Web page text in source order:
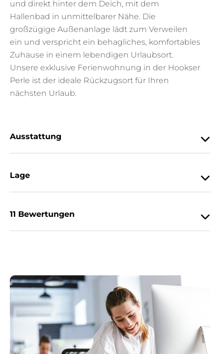
und direkt hinter dem Deich, mit dem
Hallenbad in unmittelbarer Nähe. Die
großzügige Außenanlage lädt zum Verweilen
ein und verspricht ein behagliches, komfortables
Zuhause in einem lebendigen Urlaubsort.
Unsere exklusive Ferienwohnung in der Hookser
Perle ist der ideale Rückzugsort für Ihren
nächsten Urlaub.
Ausstattung
Lage
11 Bewertungen